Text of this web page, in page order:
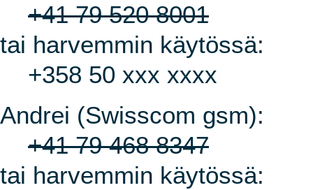
+41 79 520 8001
tai harvemmin käytössä:
+358 50 xxx xxxx
Andrei (Swisscom gsm):
+41 79 468 8347
tai harvemmin käytössä: